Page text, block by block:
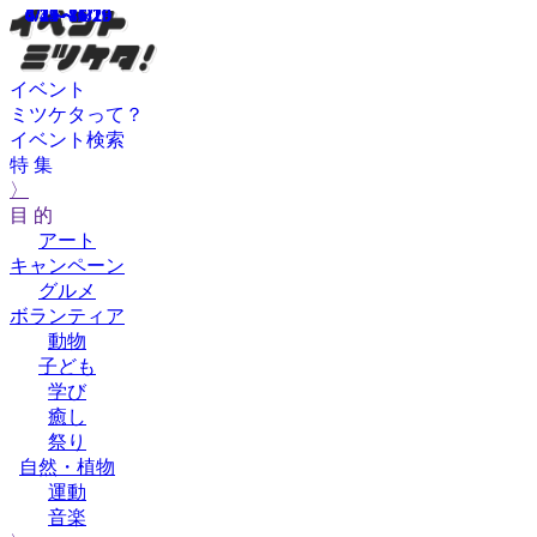
イベント
ミツケタって？
イベント検索
特 集
〉
目 的
アート
キャンペーン
グルメ
ボランティア
動物
子ども
学び
癒し
祭り
自然・植物
運動
音楽
6/23
6/21～6/29
6/14～6/29
6/1～8/31
4/29～6/29
4/4～11/16